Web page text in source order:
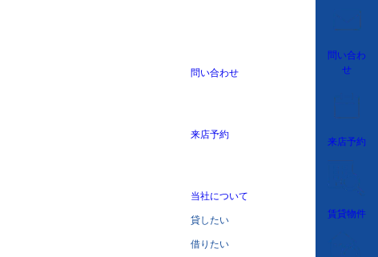
問い合わせ
来店予約
当社について
貸したい
借りたい
問い合わ
せ
来店予約
賃貸物件